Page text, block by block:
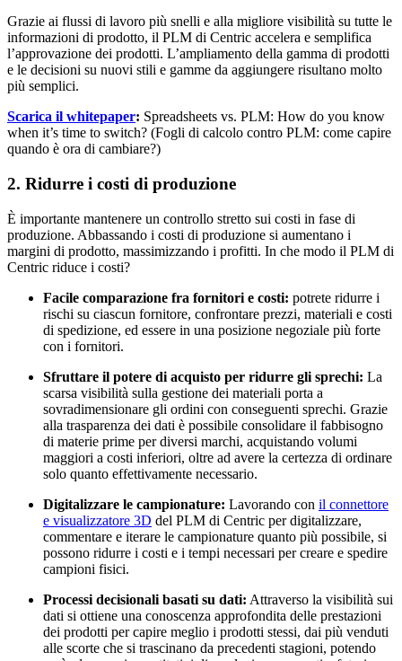
Grazie ai flussi di lavoro più snelli e alla migliore visibilità su tutte le
informazioni di prodotto, il PLM di Centric accelera e semplifica
l’approvazione dei prodotti. L’ampliamento della gamma di prodotti
e le decisioni su nuovi stili e gamme da aggiungere risultano molto
più semplici.
Scarica il whitepaper: Spreadsheets vs. PLM: How do you know
when it’s time to switch? (Fogli di calcolo contro PLM: come capire
quando è ora di cambiare?)
2. Ridurre i costi di produzione
È importante mantenere un controllo stretto sui costi in fase di
produzione. Abbassando i costi di produzione si aumentano i
margini di prodotto, massimizzando i profitti. In che modo il PLM di
Centric riduce i costi?
Facile comparazione fra fornitori e costi: potrete ridurre i
rischi su ciascun fornitore, confrontare prezzi, materiali e costi
di spedizione, ed essere in una posizione negoziale più forte
con i fornitori.
Sfruttare il potere di acquisto per ridurre gli sprechi: La
scarsa visibilità sulla gestione dei materiali porta a
sovradimensionare gli ordini con conseguenti sprechi. Grazie
alla trasparenza dei dati è possibile consolidare il fabbisogno
di materie prime per diversi marchi, acquistando volumi
maggiori a costi inferiori, oltre ad avere la certezza di ordinare
solo quanto effettivamente necessario.
Digitalizzare le campionature: Lavorando con il connettore
e visualizzatore 3D del PLM di Centric per digitalizzare,
commentare e iterare le campionature quanto più possibile, si
possono ridurre i costi e i tempi necessari per creare e spedire
campioni fisici.
Processi decisionali basati su dati: Attraverso la visibilità sui
dati si ottiene una conoscenza approfondita delle prestazioni
dei prodotti per capire meglio i prodotti stessi, dai più venduti
alle scorte che si trascinano da precedenti stagioni, potendo